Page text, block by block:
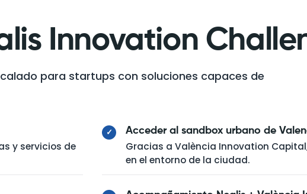
Innovation
para startups con soluciones capaces de
y servicios de
✓ Acceder al sandbox urbano de
Gracias a València Innovation
en el entorno de la ciudad.